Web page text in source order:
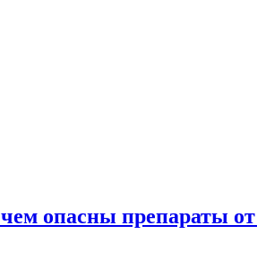
опасны препараты